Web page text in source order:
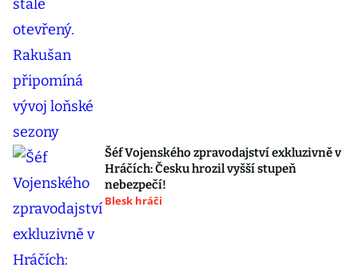
Šéf Vojenského zpravodajství exkluzivně v
Hráčích: Česku hrozil vyšší stupeň
nebezpečí!
Blesk hráči